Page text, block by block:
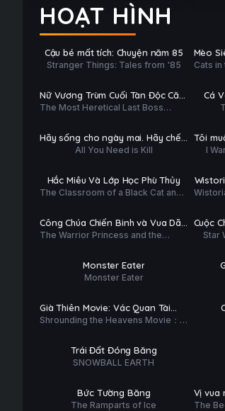
HOẠT HÌNH
HD
Cậu bé mất tích: Chuyện năm 85
Stranger Things: Tales from '85
HD
ĐỀ
Mèo
2: Đại
Cats
HD
Hoàn tất (12/12)
Nữ Vương Trùm Cuối Tàn Độc Căn
Nguyên Của Mọi Thảm Kịch Sẽ
The Most Heretical Last Boss
HD
ĐỀ
Trailer
Cá
HD
Phim Lẻ
Hãy sống cho ngày mai. Hãy chết
hôm nay.All You Need is Kill
HD
ĐỀ
Hoàn tất (12/12)
Tôi
yêu
I
HD
Hắc Miêu Và Lớp Học Phù Thủy
The Classroom of a Black Cat and
HD
ĐỀ
Hoàn tất (12/12)
HD
Tập 3/12
Công Chúa Chiến Binh và Vua Dã
Ma
The Warrior Princess and the
HD
ĐỀ
Hoàn tất (10/10)
Cuộc
TểStar
Tập 11/12
Monster Eater
Monster Eater
Tập 15/24
HD
Già Thiên Movie: Vác Quan Tài
Chiến Vương Đằng
Shrounding the Heavens Movie：
Hoàn tất (13/13)
Trái Đất Đóng Băng
SNOWBALL EARTH
Hoàn tất (13/13)
Bức Tường Băng
The Ramparts of Ice
HD
Vị vua
thứ
The